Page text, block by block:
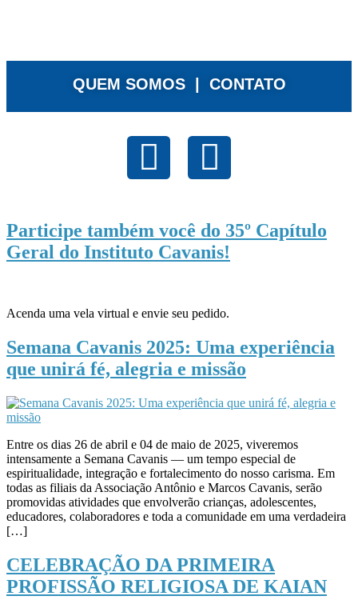
QUEM SOMOS | CONTATO
Participe também você do 35º Capítulo
Geral do Instituto Cavanis!
Acenda uma vela virtual e envie seu pedido.
Semana Cavanis 2025: Uma experiência
que unirá fé, alegria e missão
Entre os dias 26 de abril e 04 de maio de 2025, viveremos
intensamente a Semana Cavanis — um tempo especial de
espiritualidade, integração e fortalecimento do nosso carisma. Em
todas as filiais da Associação Antônio e Marcos Cavanis, serão
promovidas atividades que envolverão crianças, adolescentes,
educadores, colaboradores e toda a comunidade em uma verdadeira
[…]
CELEBRAÇÃO DA PRIMEIRA
PROFISSÃO RELIGIOSA DE KAIAN